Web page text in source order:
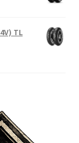
TL